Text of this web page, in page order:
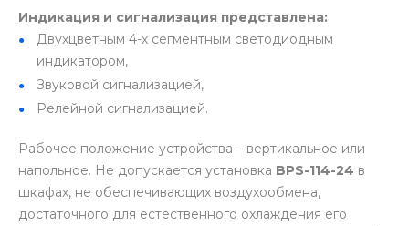
Индикация и сигнализация представлена:
Двухцветным 4-х сегментным светодиодным
индикатором,
Звуковой сигнализацией,
Релейной сигнализацией.
Рабочее положение устройства – вертикальное или
напольное. Не допускается установка BPS-114-24 в
шкафах, не обеспечивающих воздухообмена,
достаточного для естественного охлаждения его